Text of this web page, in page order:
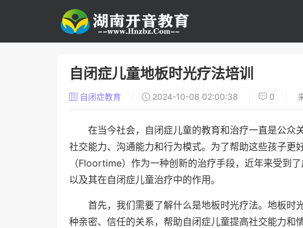
自闭症儿童地板时光疗法培训
自闭症教育 2024-10-08 02:00:38 0
在当今社会，自闭症儿童的教育和治疗一直是公众
社交能力、沟通能力和行为模式。为了帮助这些孩子
（Floortime）作为一种创新的治疗手段，近年来受到
以及其在自闭症儿童治疗中的作用。
首先，我们需要了解什么是地板时光疗法。地板时
种亲密、信任的关系，帮助自闭症儿童提高社交能力